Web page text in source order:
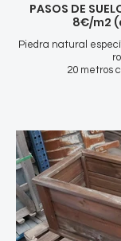
PASOS DE
8€/m2
Piedra natural
20 metros